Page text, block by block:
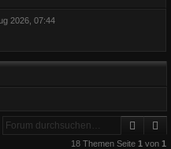
2026, 07:44
Suche
18 Themen Seite 1 von 1